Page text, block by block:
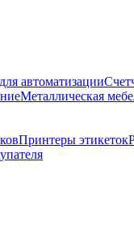
автоматизации
Металлическая
Принтеры этикеток